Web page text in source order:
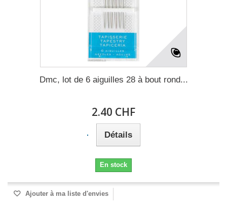
Dmc, lot de 6 aiguilles 28 à bout rond...
2.40 CHF
Détails
En stock
Ajouter à ma liste d'envies